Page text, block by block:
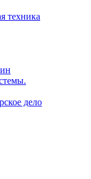
техника
дело